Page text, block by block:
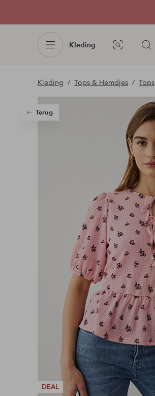
Kleding
Afbeelding
Kleding Tops & Hemdjes Tops
Terug
DEAL